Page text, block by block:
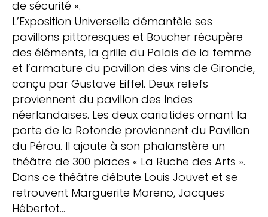
de sécurité ».
L’Exposition Universelle démantèle ses
pavillons pittoresques et Boucher récupère
des éléments, la grille du Palais de la femme
et l’armature du pavillon des vins de Gironde,
conçu par Gustave Eiffel. Deux reliefs
proviennent du pavillon des Indes
néerlandaises. Les deux cariatides ornant la
porte de la Rotonde proviennent du Pavillon
du Pérou. lI ajoute à son phalanstère un
théâtre de 300 places « La Ruche des Arts ».
Dans ce théâtre débute Louis Jouvet et se
retrouvent Marguerite Moreno, Jacques
Hébertot…